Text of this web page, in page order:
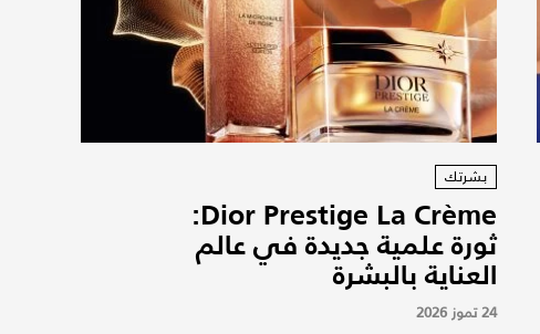
بشرتك
Dior Prestige La Crème:
ثورة علمية جديدة في عالم
العناية بالبشرة
24 تموز 2026